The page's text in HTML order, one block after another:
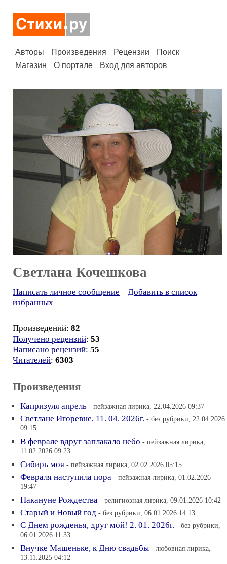
Авторы Произведения Рецензии
Поиск
Магазин
О портале Вход для авторов
Светлана Кочешкова
Написать личное сообщение
Добавить в список
избранных
Произведений: 82
Получено рецензий: 53
Написано рецензий: 55
Читателей: 6303
Произведения
Капризуля апрель - пейзажная лирика, 22.04.2026 09:37
Светлане Игоревне, 11. 04. 2026г. - без рубрики, 22.04.2026
09:15
В феврале вдруг заплакало небо - пейзажная лирика,
11.02.2026 09:23
Сибирь моя - пейзажная лирика, 02.02.2026 05:15
Февраля наступила пора - пейзажная лирика, 01.02.2026
19:47
Накануне Рождества - религиозная лирика, 09.01.2026 10:42
Старый и Новый год - без рубрики, 06.01.2026 14:13
С Днем рожденья, друг мой! 2. 01. 2026г. - без рубрики,
06.01.2026 11:33
Внучке Машеньке, к Дню свадьбы - любовная лирика,
13.11.2025 04:12